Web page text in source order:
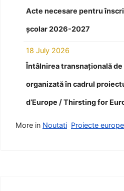
Acte necesare pentru
școlar 2026-2027
18 July 2026
Întâlnirea transnațională
organizată în cadrul
d’Europe / Thirsting for
More in Noutati Proiecte